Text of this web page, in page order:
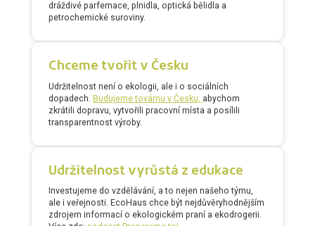
dráždivé parfemace, plnidla, optická bělidla a
petrochemické suroviny.
Chceme tvořit v Česku
Udržitelnost není o ekologii, ale i o sociálních
dopadech. Budujeme továrnu v Česku, abychom
zkrátili dopravu, vytvořili pracovní místa a posílili
transparentnost výroby.
Udržitelnost vyrůstá z edukace
Investujeme do vzdělávání, a to nejen našeho týmu,
ale i veřejnosti. EcoHaus chce být nejdůvěryhodnějším
zdrojem informací o ekologickém praní a ekodrogerii.